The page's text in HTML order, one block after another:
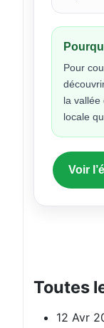
Pour
la vallée
locale
Voir
Toutes
12 Avr